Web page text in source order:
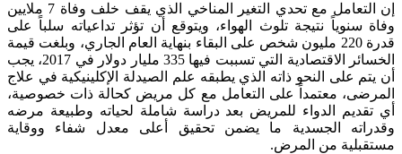
إن التعامل مع تحدي التغير المناخي الذي يقف خلف وفاة 7 ملايين
وفاة سنوياً نتيجة تلوث الهواء، ويتوقع أن تؤثر تداعياته سلباً على
قدرة 220 مليون شخص على البقاء بنهاية العام الجاري، وبلغت قيمة
الخسائر الاقتصادية التي تسببت فيها 335 مليار دولار في 2017، يجب
أن يتم على النحو ذاته الذي يطبقه علم الصيدلة الإكلينيكية في علاج
المرضى، معتمداً على التعامل مع كل مريض كحالة ذات خصوصية،
أي تقديم الدواء للمريض بعد دراسة شاملة لحياته وطبيعة مرضه
وقدراته الجسدية ما يضمن تحقيق أعلى معدل شفاء ووقاية
مستقبلية من المرض.